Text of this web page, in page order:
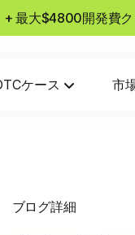
最大$4800開発費
ケース 市
ブログ詳細